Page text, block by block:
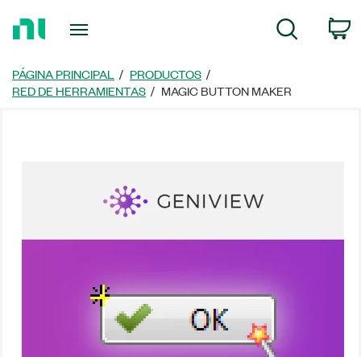
página
principal
Búsqueda
PÁGINA PRINCIPAL
PRODUCTOS
RED DE HERRAMIENTAS
MAGIC BUTTON MAKER